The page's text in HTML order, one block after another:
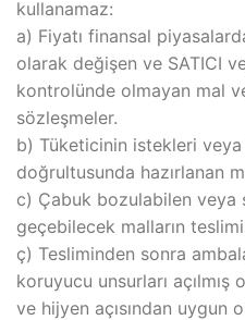
kullanamaz:
a) Fiyatı finansal
olarak değişen ve SATICI
kontrolünde olmayan mal
sözleşmeler.
b) Tüketicinin istekleri veya
doğrultusunda hazırlanan
c) Çabuk bozulabilen veya
geçebilecek malların
ç) Tesliminden sonra
koruyucu unsurları açılmış
ve hijyen açısından uygun